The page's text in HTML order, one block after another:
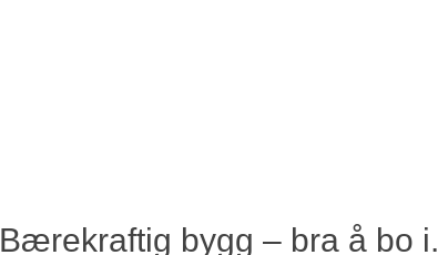
Bærekraftig bygg – bra å bo i.